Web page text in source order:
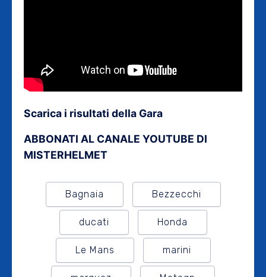
Scarica i risultati della Gara
ABBONATI AL CANALE YOUTUBE DI
MISTERHELMET
Bagnaia Bezzecchi
ducati Honda
Le Mans marini